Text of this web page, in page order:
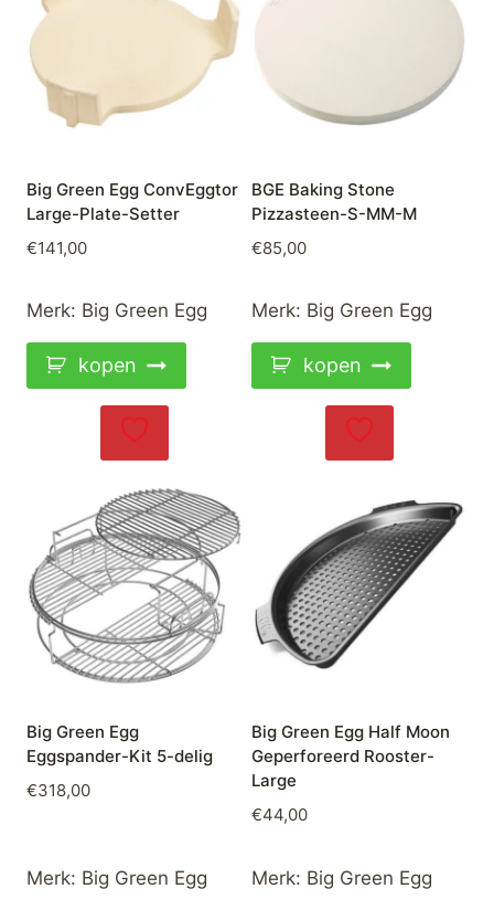
Big Green Egg ConvEggtor
Large-Plate-Setter
€141,00
Merk: Big Green Egg
kopen
BGE Baking Stone
Pizzasteen-S-MM-M
€85,00
Merk: Big Green Egg
kopen
Big Green Egg
Eggspander-Kit 5-delig
€318,00
Merk: Big Green Egg
Big Green Egg Half Moon
Geperforeerd Rooster-
Large
€44,00
Merk: Big Green Egg